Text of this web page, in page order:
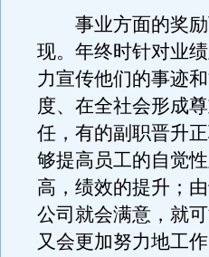
事业方面的奖励
现。年终时针对业
力宣传他们的事迹
度、在全社会形成
任，有的副职晋升
够提高员工的自觉
高，绩效的提升；
公司就会满意，就
又会更加努力地工